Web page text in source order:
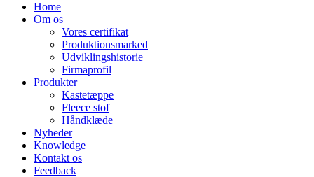
Home
Om os
Vores certifikat
Produktionsmarked
Udviklingshistorie
Firmaprofil
Produkter
Kastetæppe
Fleece stof
Håndklæde
Nyheder
Knowledge
Kontakt os
Feedback